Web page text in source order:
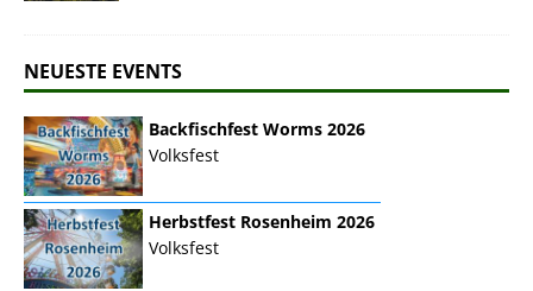
NEUESTE EVENTS
Backfischfest Worms 2026
Volksfest
Herbstfest Rosenheim 2026
Volksfest